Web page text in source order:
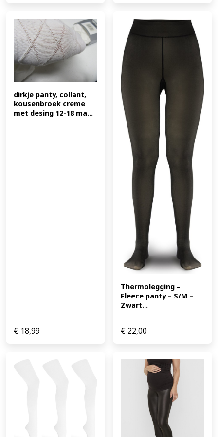
dirkje panty, collant,
kousenbroek creme
met desing 12-18 ma...
€ 18,99
Thermolegging –
Fleece panty – S/M –
Zwart...
€ 22,00